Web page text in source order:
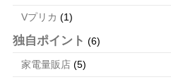
Vプリカ (1)
独自ポイント (6)
家電量販店(5)